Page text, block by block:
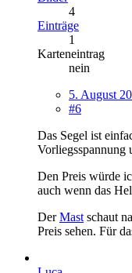
4
Einträge
1
Karteneintrag
nein
5. August
#6
Das Segel ist
Vorliegsspannung
Den Preis würde
auch wenn das
DerMast schaut
Preis sehen. Für